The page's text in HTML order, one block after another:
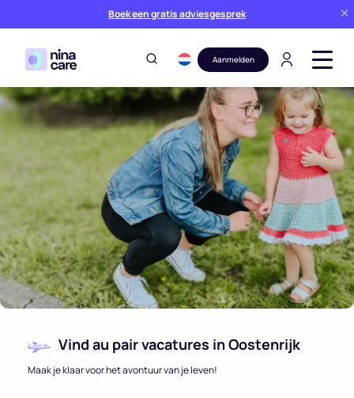
Boek een gratis adviesgesprek
Aanmelden
Vind au pair vacatures in Oostenrijk
Maak je klaar voor het avontuur van je leven!